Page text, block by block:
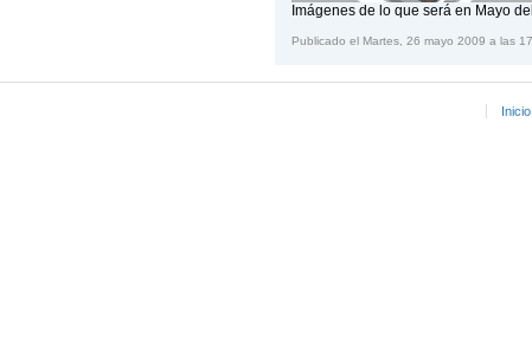
Imágenes de lo que será en Mayo
Publicado el Martes, 26 mayo 2009 a las
Inicio